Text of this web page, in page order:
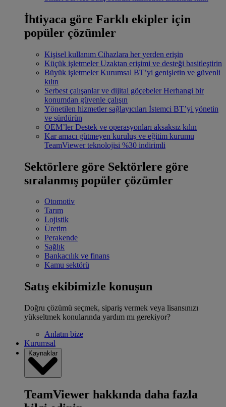
İhtiyaca göre Farklı ekipler için
popüler çözümler
Kişisel kullanım Cihazlara her yerden erişin
Küçük işletmeler Uzaktan erişimi ve desteği basitleştirin
Büyük işletmeler Kurumsal BT’yi genişletin ve güvenli
kılın
Serbest çalışanlar ve dijital göçebeler Herhangi bir
konumdan güvenle çalışın
Yönetilen hizmetler sağlayıcıları İstemci BT’yi yönetin
ve sürdürün
OEM’ler Destek ve operasyonları aksaksız kılın
Kar amacı gütmeyen kuruluş ve eğitim kurumu
TeamViewer teknolojisi %30 indirimli
Sektörlere göre Sektörlere göre
sıralanmış popüler çözümler
Otomotiv
Tarım
Lojistik
Üretim
Perakende
Sağlık
Bankacılık ve finans
Kamu sektörü
Satış ekibimizle konuşun
Doğru çözümü seçmek, sipariş vermek veya lisansınızı
yükseltmek konularında yardım mı gerekiyor?
Anlatın bize
Kurumsal
Kaynaklar
TeamViewer hakkında daha fazla